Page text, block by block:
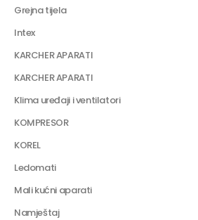
Grejna tijela
Intex
KARCHER APARATI
KARCHER APARATI
Klima uređaji i ventilatori
KOMPRESOR
KOREL
Ledomati
Mali kućni aparati
Namještaj